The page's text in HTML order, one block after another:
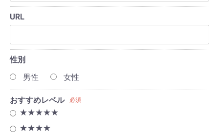
URL
性別
男性
女性
おすすめレベル 必須
★★★★★
★★★★